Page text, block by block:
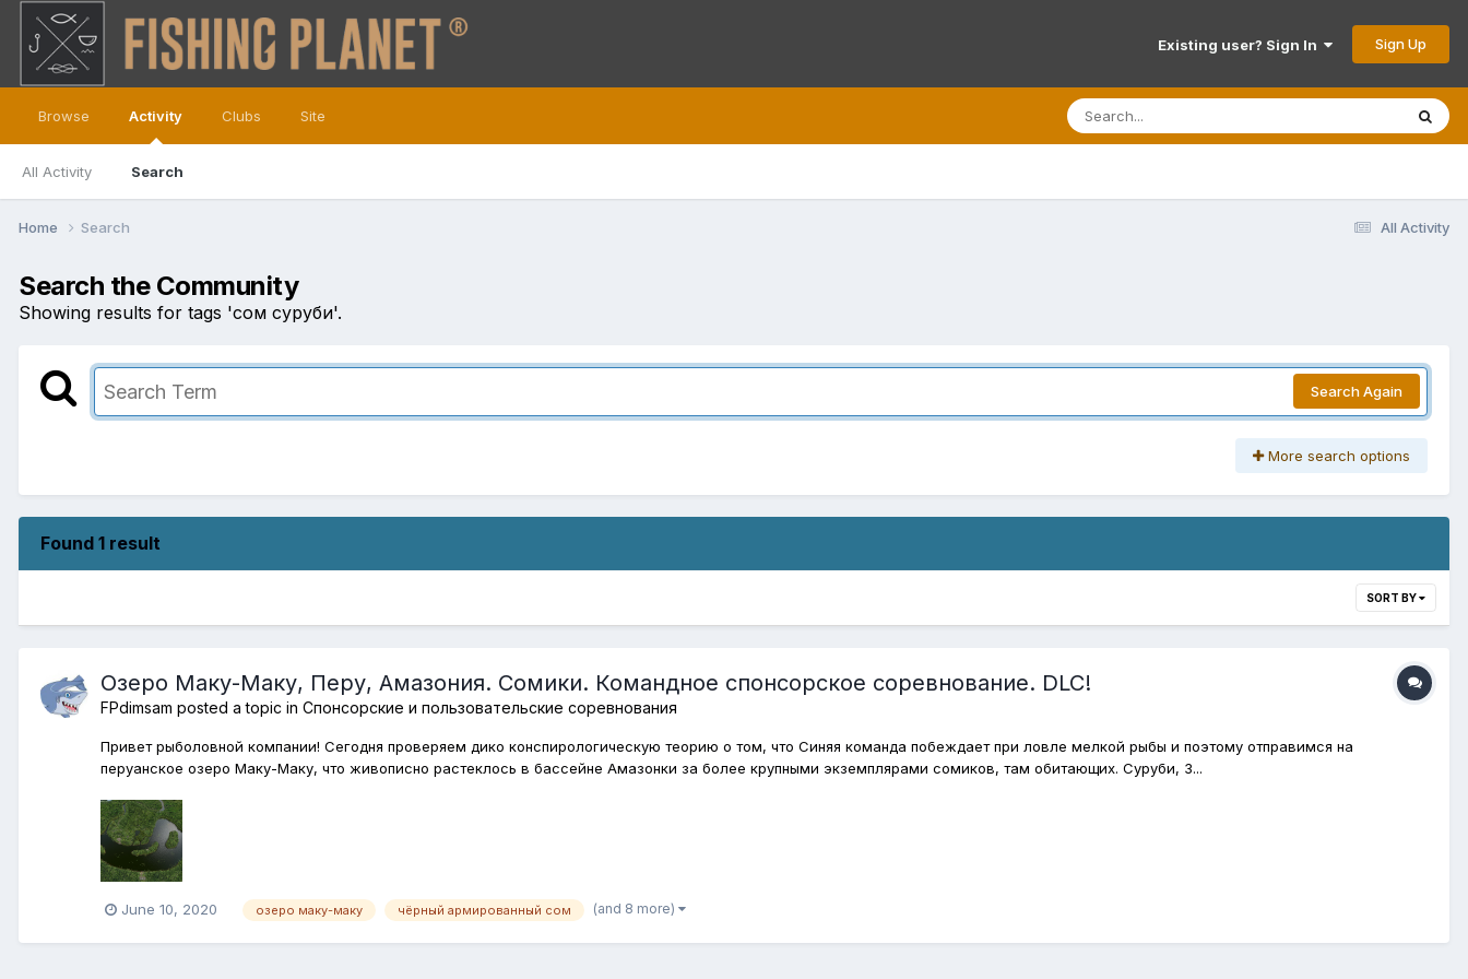
Existing user? Sign In Sign Up
Browse Activity
All Activity Search
Clubs Site
All Activity
Home Search
Search the Community
Showing results for tags 'сом суруби'.
Search Again
More search options
Found 1 result
SORT BY
Озеро Маку-Маку, Перу, Амазония. Сомики. Командное спонсорское соревнование. DLC!
FPdimsam posted a topic in Спонсорские и пользовательские соревнования
Привет рыболовной компании! Сегодня проверяем дико конспирологическую теорию о том, что Синяя команда побеждает при ловле мелкой рыбы и поэтому отправимся на
перуанское озеро Маку-Маку, что живописно растеклось в бассейне Амазонки за более крупными экземплярами сомиков, там обитающих. Суруби, З...
June 10, 2020 озеро маку-маку чёрный армированный сом (and 8 more)